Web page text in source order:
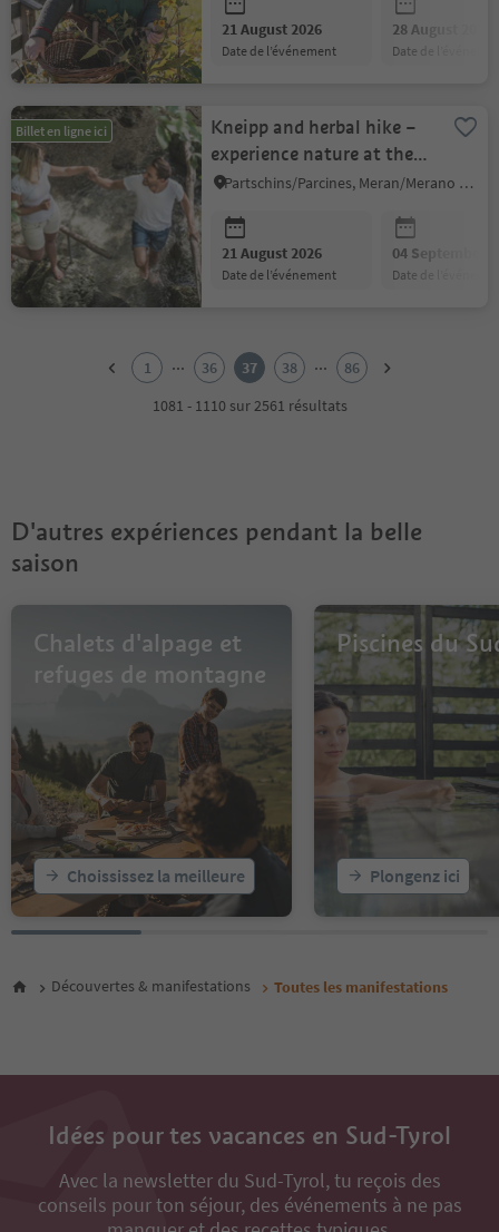
21 August 2026
date de l’événement
28 August 2026
date de
Billet en ligne ici
Kneipp and herbal hike –
experience nature at the
Rabland Waalweg
Partschins/Parcines, Meran/Merano and environs
21 August 2026
date de l’événement
04 September
date de
10
11
13
19
20
21
22
25
26
27
28
30
34
1 ... 36 37 38 ...
86
1081 - 1110 sur 2561 résultats
D'autres expériences pendant la belle
saison
Chalets d'alpage et
refuges de montagne
Choississez la meilleure
Piscines du
Plongenz ici
Découvertes & manifestations Toutes les manifestations
Idées pour tes vacances en Sud-Tyrol
Avec la newsletter du Sud-Tyrol, tu reçois des
conseils pour ton séjour, des événements à ne pas